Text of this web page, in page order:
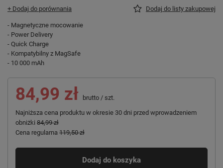
+ Dodaj do porównania Dodaj do listy zakupowej
- Magnetyczne mocowanie
- Power Delivery
- Quick Charge
- Kompatybilny z MagSafe
- 10 000 mAh
84,99 zł brutto / szt.
Najniższa cena produktu w okresie 30 dni przed wprowadzeniem
obniżki 84,99 zł
Cena regularna 119,50 zł
Dodaj do koszyka